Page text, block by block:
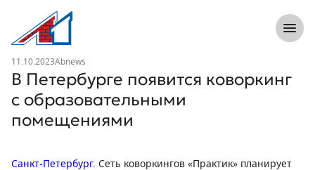
Л1 Строительная компания №1
Новость
11.10.2023Abnews
В Петербурге появится коворкинг
с образовательными
помещениями
Санкт-Петербург. Сеть коворкингов «Практик» планирует